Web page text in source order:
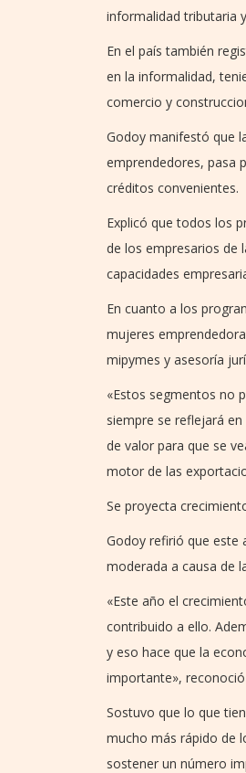
informalidad tributaria
En el país también
en la informalidad,
comercio y
Godoy manifestó que
emprendedores, pasa
créditos convenientes.
Explicó que todos los
de los empresarios de
capacidades
En cuanto a los
mujeres
mipymes y asesoría
«Estos segmentos no
siempre se reflejará
de valor para que se
motor de las
Se proyecta
Godoy refirió que este
moderada a causa de
«Este año el
contribuido a ello.
y eso hace que la
importante»,
Sostuvo que lo que
mucho más rápido de
sostener un número